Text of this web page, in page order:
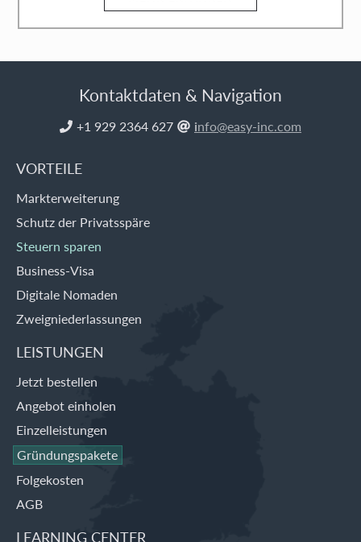
Kontaktdaten & Navigation
 +1 929 2364 627  info@easy-inc.com
VORTEILE
Markterweiterung
Schutz der Privatsspäre
Steuern sparen
Business-Visa
Digitale Nomaden
Zweigniederlassungen
LEISTUNGEN
Jetzt bestellen
Angebot einholen
Einzelleistungen
Gründungspakete
Folgekosten
AGB
LEARNING CENTER